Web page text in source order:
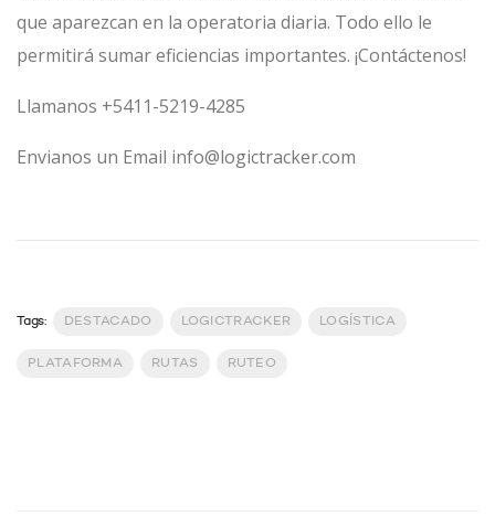
que aparezcan en la operatoria diaria. Todo ello le
permitirá sumar eficiencias importantes. ¡Contáctenos!
Llamanos +5411-5219-4285
Envianos un Email info@logictracker.com
Tags: DESTACADO LOGICTRACKER LOGÍSTICA
PLATAFORMA RUTAS RUTEO